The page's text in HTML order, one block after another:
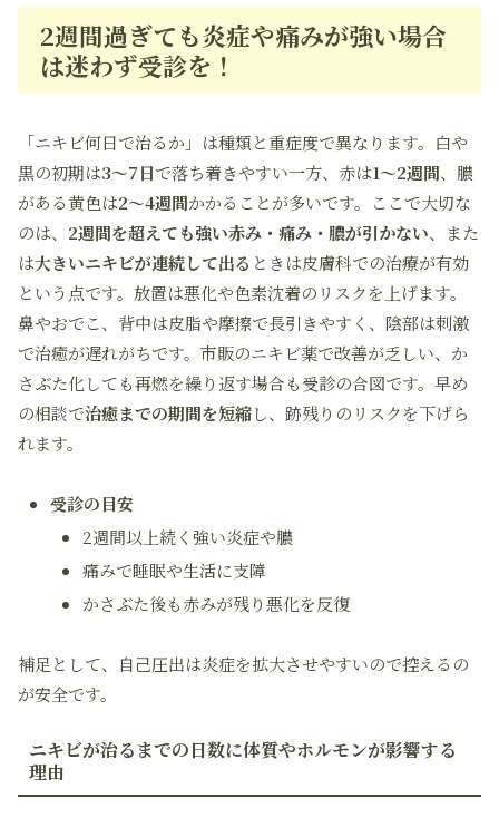
2週間過ぎても炎症や痛みが強い場合
は迷わず受診を！
「ニキビ何日で治るか」は種類と重症度で異なります。白や
黒の初期は3〜7日で落ち着きやすい一方、赤は1〜2週間、膿
がある黄色は2〜4週間かかることが多いです。ここで大切な
のは、 2週間を超えても強い赤み・痛み・膿が引かない、また
は大きいニキビが連続して出る ときは皮膚科での治療が有効
という点です。放置は悪化や色素沈着のリスクを上げます。
鼻やおでこ、背中は皮脂や摩擦で長引きやすく、陰部は刺激
で治癒が遅れがちです。市販のニキビ薬で改善が乏しい、か
さぶた化しても再燃を繰り返す場合も受診の合図です。早め
の相談で治癒までの期間を短縮し、跡残りのリスクを下げら
れます。
受診の目安
2週間以上続く強い炎症や膿
痛みで睡眠や生活に支障
かさぶた後も赤みが残り悪化を反復
補足として、自己圧出は炎症を拡大させやすいので控えるの
が安全です。
ニキビが治るまでの日数に体質やホルモンが影響する
理由